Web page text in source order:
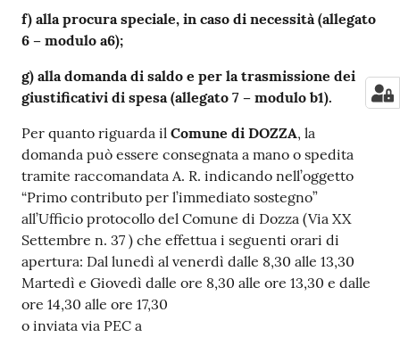
f) alla procura speciale, in caso di necessità (allegato
6 – modulo a6);
g) alla domanda di saldo e per la trasmissione dei
giustificativi di spesa (allegato 7 – modulo b1).
Per quanto riguarda il Comune di DOZZA, la
domanda può essere consegnata a mano o spedita
tramite raccomandata A. R. indicando nell’oggetto
“Primo contributo per l’immediato sostegno”
all’Ufficio protocollo del Comune di Dozza (Via XX
Settembre n. 37 ) che effettua i seguenti orari di
apertura: Dal lunedì al venerdì dalle 8,30 alle 13,30
Martedì e Giovedì dalle ore 8,30 alle ore 13,30 e dalle
ore 14,30 alle ore 17,30
o inviata via PEC a